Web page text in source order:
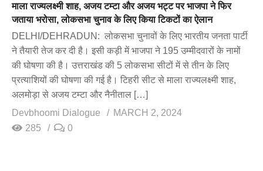
माला राज्यलक्ष्मी शाह, अजय टम्टा और अजय भट्ट पर भाजपा ने फिर
जताया भरोसा, लोकसभा चुनाव के लिए किया टिकटों का ऐलान
DELHI/DEHRADUN: लोकसभा चुनावों के लिए भारतीय जनता पार्टी
ने तैयारी तेज कर दी है। इसी कड़ी में भाजपा ने 195 उम्मीदवारों के नामों
की घोषणा की है। उत्तराखंड की 5 लोकसभा सीटों में से तीन के लिए
प्रत्याशियों की घोषणा की गई है। टिहरी सीट से माला राज्यलक्ष्मी शाह,
अलमोड़ा से अजय टम्टा और नैनीताल […]
Devbhoomi Dialogue
MARCH 2, 2024
285
0